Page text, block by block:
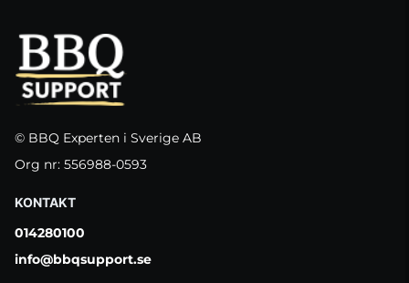
© BBQ Experten i Sverige AB
Org nr: 556988-0593
KONTAKT
014280100
info@bbqsupport.se